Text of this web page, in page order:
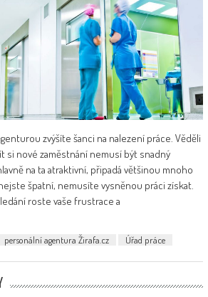
zvýšíte šanci na nalezení práce. Věděli
si nové zaměstnání nemusí být snadný
na ta atraktivní, připadá většinou mnoho
špatní, nemusíte vysněnou práci získat.
roste vaše frustrace a
personální agentura Žirafa.cz Úřad práce